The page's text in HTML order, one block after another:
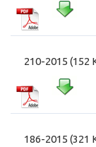
210-2015 (152
186-2015 (321